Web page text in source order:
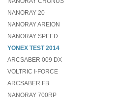
NANORAY 20
NANORAY AREION
NANORAY SPEED
YONEX TEST 2014
ARCSABER 009 DX
VOLTRIC I-FORCE
ARCSABER FB
NANORAY 700RP